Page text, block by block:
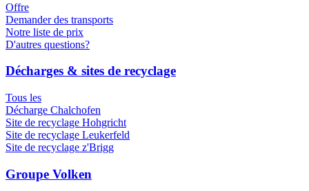
Offre
Demander des transports
Notre liste de prix
D'autres questions?
Décharges & sites de recyclage
Tous les
Décharge Chalchofen
Site de recyclage Hohgricht
Site de recyclage Leukerfeld
Site de recyclage z'Brigg
Groupe Volken